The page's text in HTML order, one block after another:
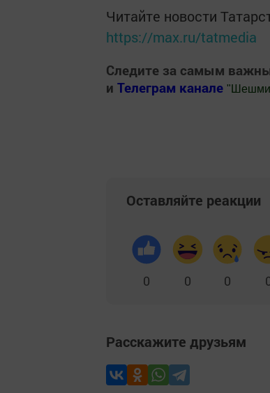
Читайте новости
https://max.ru/tatmedia
Следите за самым
и Телеграм канале "
Оставляйте реакции
0 0 0
Расскажите друзьям